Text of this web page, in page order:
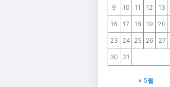
9 10 11 12 13
16 17 18 19 20
23 24 25 26 27
30 31
« 5월